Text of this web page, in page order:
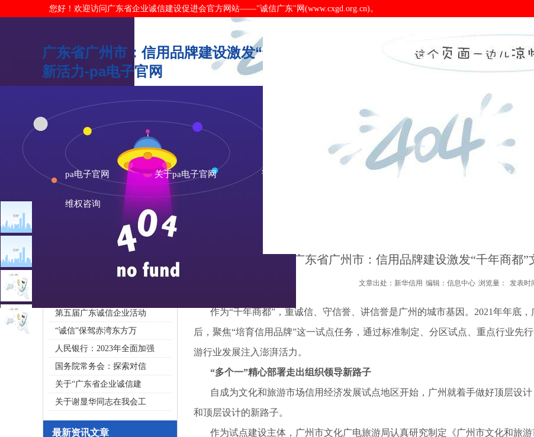
您好！欢迎访问广东省企业诚信建设促进会官方网站——"诚信广东"网(www.cxgd.org.cn)。
广东省广州市：信用品牌建设激发“千年商都”文化和旅游行业
新活力-pa电子官网
pa电子官网 关于pa电子官网 诚信广东 诚信认证
维权咨询
广州市发展改革委关于做
重大突发公共卫生事件一
2020广东省守合同重信用企
第五届广东诚信企业活动
“诚信”保驾赤湾东方万
人民银行：2023年全面加强
国务院常务会：探索对信
关于“广东省企业诚信建
关于谢显华同志在我会工
最新资讯文章
广东省广州市：信用品牌建设激发“千年商都
文章出处：新华信用 编辑：信息中心 浏览量： 发表时
作为“千年商都”，重诚信、守信誉、讲信誉是广州的城市基因。2021年年底
后，聚焦“培育信用品牌”这一试点任务，通过标准制定、分区试点、重点行业先
游行业发展注入澎湃活力。
“多个一”精心部署走出组织领导新路子
自成为文化和旅游市场信用经济发展试点地区开始，广州就着手做好顶层设
和顶层设计的新路子。
作为试点建设主体，广州市文化广电旅游局认真研究制定《广州市文化和旅